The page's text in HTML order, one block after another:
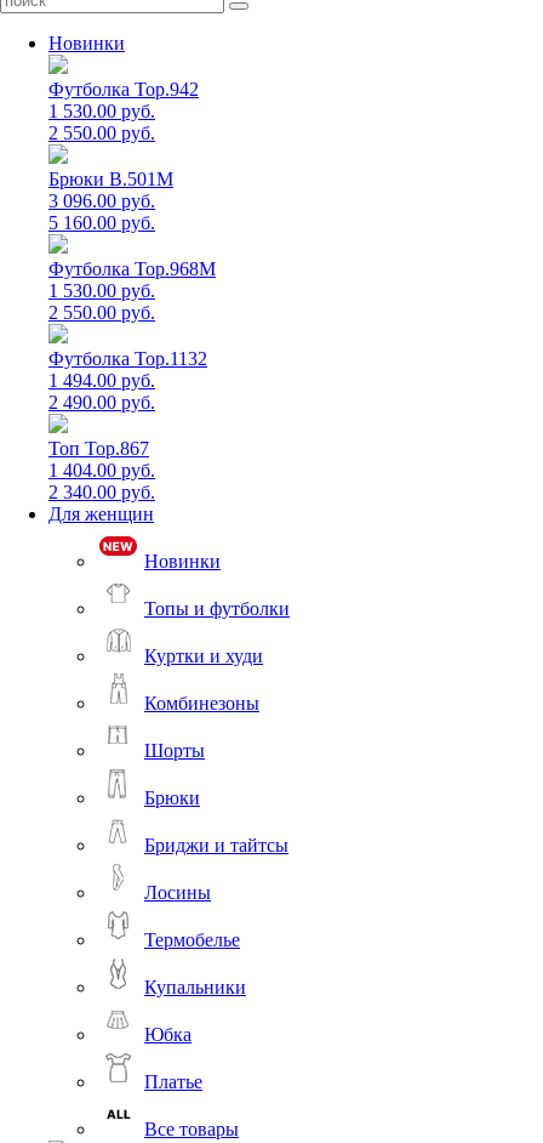
Новинки
Футболка Top.942
1 530.00 руб.
2 550.00 руб.
Брюки B.501M
3 096.00 руб.
5 160.00 руб.
Футболка Top.968M
1 530.00 руб.
2 550.00 руб.
Футболка Top.1132
1 494.00 руб.
2 490.00 руб.
Топ Top.867
1 404.00 руб.
2 340.00 руб.
Для женщин
Новинки
Топы и футболки
Куртки и худи
Комбинезоны
Шорты
Брюки
Бриджи и тайтсы
Лосины
Термобелье
Купальники
Юбка
Платье
Все товары